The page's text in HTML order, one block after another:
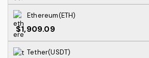
Ethereum(ETH)
$1,909.09
Tether(USDT)